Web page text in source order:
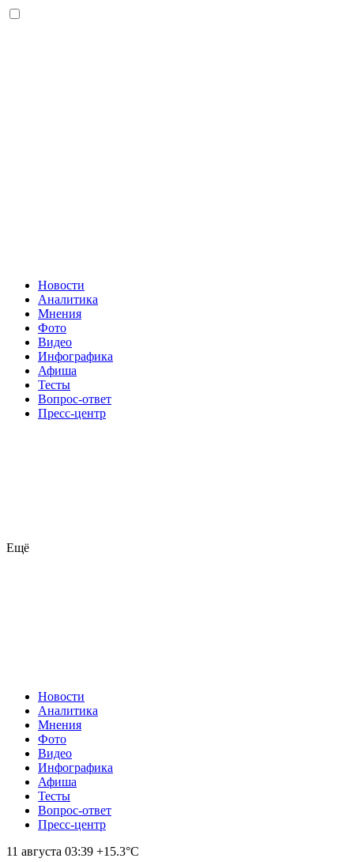
Новости
Аналитика
Мнения
Фото
Видео
Инфографика
Афиша
Тесты
Вопрос-ответ
Пресс-центр
Ещё
Новости
Аналитика
Мнения
Фото
Видео
Инфографика
Афиша
Тесты
Вопрос-ответ
Пресс-центр
11 августа 03:39 +15.3°С